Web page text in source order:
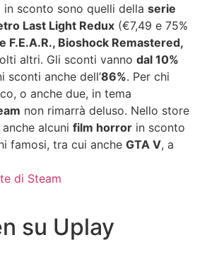
sconto sono quelli della serie
Last Light Redux (€7,49 e 75%
F.E.A.R., Bioshock Remastered,
altri. Gli sconti vanno dal 10%
sconti anche dell’86%. Per chi
o anche due, in tema
non rimarrà deluso. Nello store
alcuni film horror in sconto
famosi, tra cui anche GTA V, a
di Steam
su Uplay